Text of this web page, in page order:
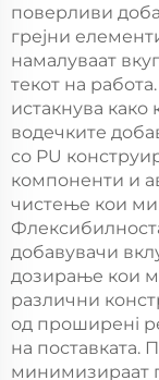
поверливи
грејни
намалуваат
текот на
истакнува
водечките
со PU
компоненти и
чистење кои
добавувачи
дозирање кои
различни
од проширенi
на поставката.
минимизираат